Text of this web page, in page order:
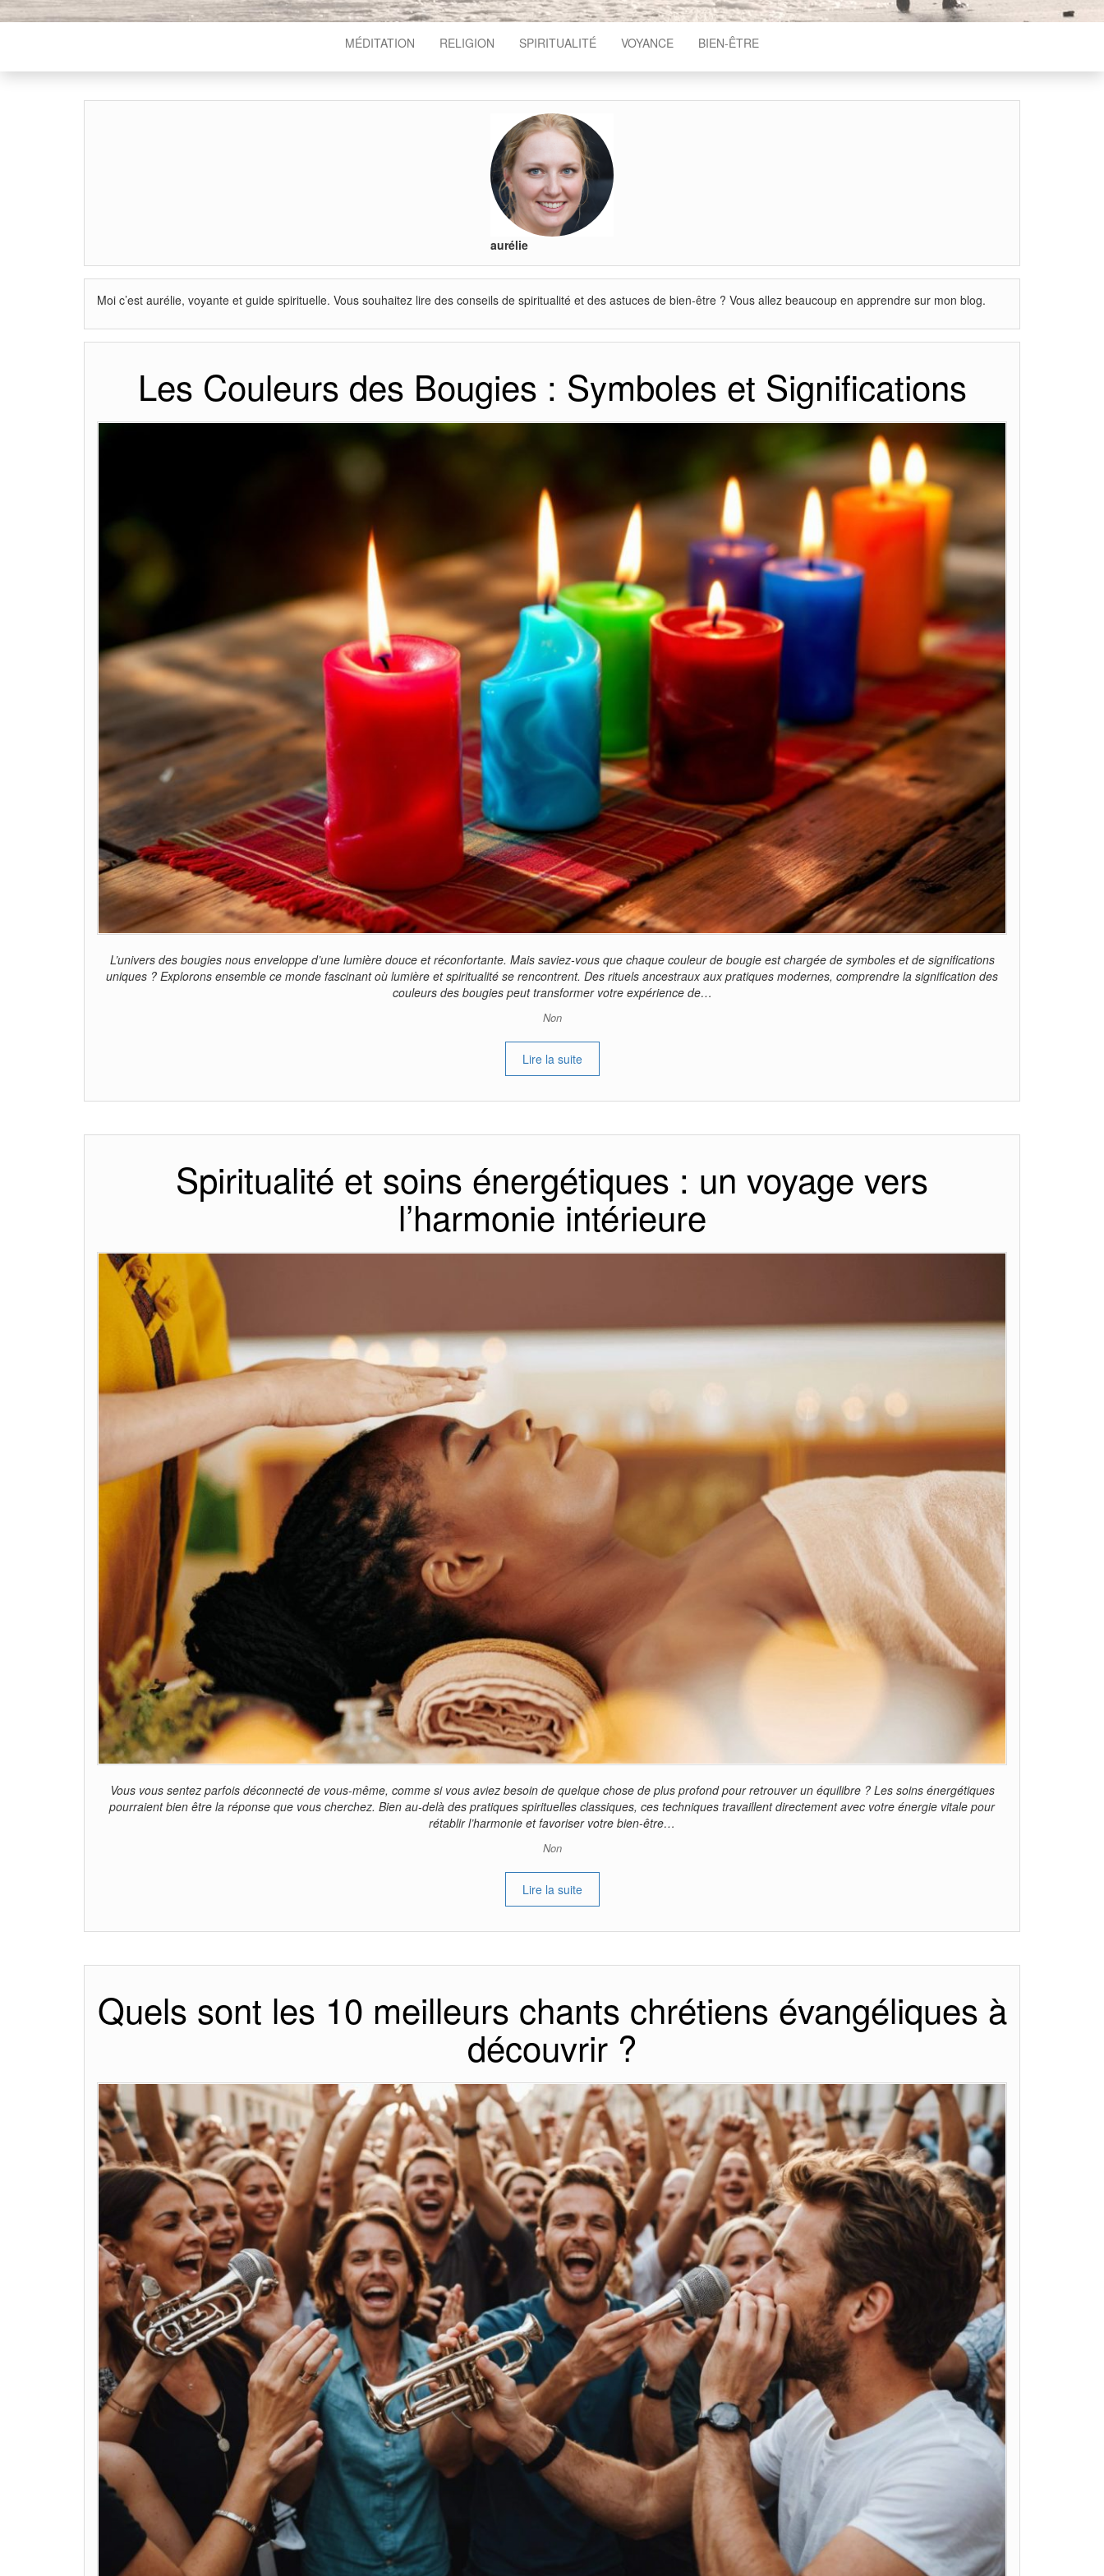
MÉDITATION RELIGION SPIRITUALITÉ VOYANCE BIEN-ÊTRE
aurélie
Moi c’est aurélie, voyante et guide spirituelle. Vous souhaitez lire des conseils de spiritualité et des astuces de bien-être ? Vous allez beaucoup en apprendre sur mon blog.
Les Couleurs des Bougies : Symboles et Significations
L’univers des bougies nous enveloppe d’une lumière douce et réconfortante. Mais saviez-vous que chaque couleur de bougie est chargée de symboles et de significations
uniques ? Explorons ensemble ce monde fascinant où lumière et spiritualité se rencontrent. Des rituels ancestraux aux pratiques modernes, comprendre la signification des
couleurs des bougies peut transformer votre expérience de…
Non
Lire la suite
Spiritualité et soins énergétiques : un voyage vers
l’harmonie intérieure
Vous vous sentez parfois déconnecté de vous-même, comme si vous aviez besoin de quelque chose de plus profond pour retrouver un équilibre ? Les soins énergétiques
pourraient bien être la réponse que vous cherchez. Bien au-delà des pratiques spirituelles classiques, ces techniques travaillent directement avec votre énergie vitale pour
rétablir l’harmonie et favoriser votre bien-être…
Non
Lire la suite
Quels sont les 10 meilleurs chants chrétiens évangéliques à
découvrir ?